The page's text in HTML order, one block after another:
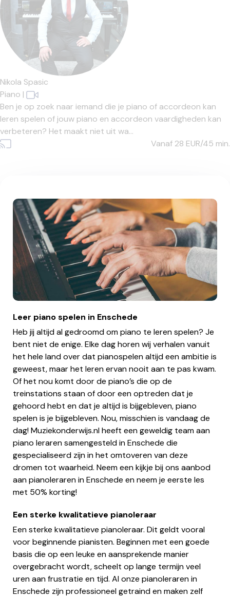
Nikola Spasic
Piano |
Ben je op zoek naar iemand die je piano of accordeon kan
leren spelen of jouw piano en accordeon vaardigheden kan
verbeteren? Het maakt niet uit wa...
Vanaf 28 EUR/45 min.
Leer piano spelen in Enschede
Heb jij altijd al gedroomd om piano te leren spelen? Je
bent niet de enige. Elke dag horen wij verhalen vanuit
het hele land over dat pianospelen altijd een ambitie is
geweest, maar het leren ervan nooit aan te pas kwam.
Of het nou komt door de piano’s die op de
treinstations staan of door een optreden dat je
gehoord hebt en dat je altijd is bijgebleven, piano
spelen is je bijgebleven. Nou, misschien is vandaag de
dag! Muziekonderwijs.nl heeft een geweldig team aan
piano leraren samengesteld in Enschede die
gespecialiseerd zijn in het omtoveren van deze
dromen tot waarheid. Neem een kijkje bij ons aanbod
aan pianoleraren in Enschede en neem je eerste les
met 50% korting!
Een sterke kwalitatieve pianoleraar
Een sterke kwalitatieve pianoleraar. Dit geldt vooral
voor beginnende pianisten. Beginnen met een goede
basis die op een leuke en aansprekende manier
overgebracht wordt, scheelt op lange termijn veel
uren aan frustratie en tijd. Al onze pianoleraren in
Enschede zijn professioneel getraind en maken zelf